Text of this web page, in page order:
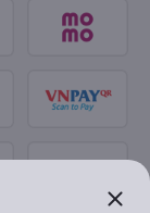
close